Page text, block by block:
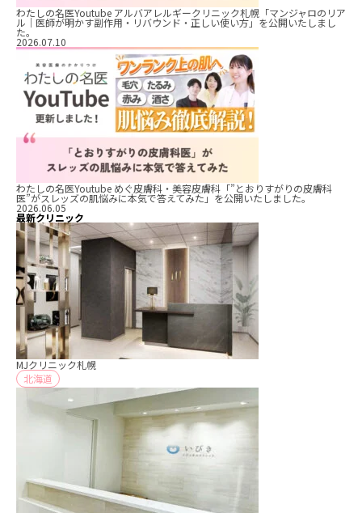
わたしの名医Youtube アルバアレルギークリニック札幌「マンジャロのリア
ル｜医師が明かす副作用・リバウンド・正しい使い方」を公開いたしまし
た。
2026.07.10
わたしの名医Youtube めぐ皮膚科・美容皮膚科「”とおりすがりの皮膚科
医”がスレッズの肌悩みに本気で答えてみた」を公開いたしました。
2026.06.05
最新クリニック
MJクリニック札幌
北海道